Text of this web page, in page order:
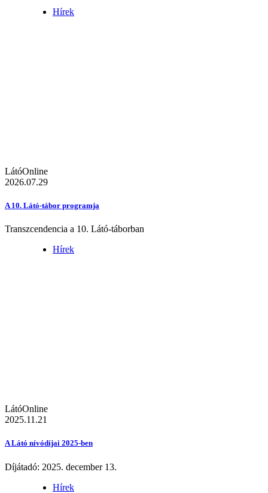
Hírek
LátóOnline
2026.07.29
A 10. Látó-tábor programja
Transzcendencia a 10. Látó-táborban
Hírek
LátóOnline
2025.11.21
A Látó nívódíjai 2025-ben
Díjátadó: 2025. december 13.
Hírek